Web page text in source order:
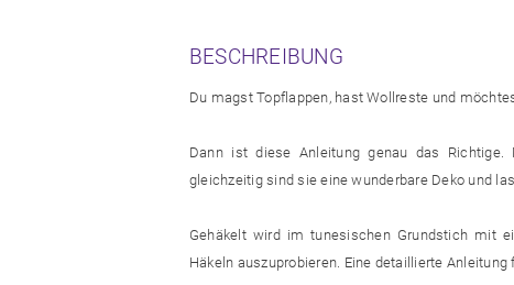
BESCHREIBUNG
Du magst Topflappen, hast Wollreste und
Dann ist diese Anleitung genau das
gleichzeitig sind sie eine wunderbare Deko und
Gehäkelt wird im tunesischen Grundstich mit
Häkeln auszuprobieren. Eine detaillierte